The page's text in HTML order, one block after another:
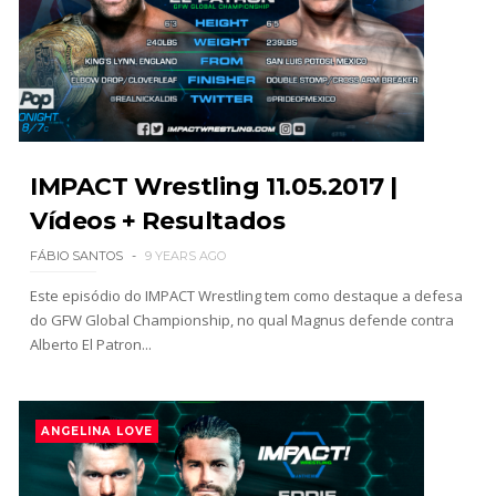
Unknown- Aug 06 2026
CAOS NO GRAND SLAM MEXICO: The Death
Riders vencem confronto caótico após confusão
entre Adam Copeland e Young Bucks
Unknown-Aug 06 2026
WWE: Lola Vice despede-se do NXT após derrota
no Underground Match
SCSA867-Aug 05 2026
IMPACT Wrestling 11.05.2017 |
Vídeos + Resultados
FÁBIO SANTOS 9 YEARS AGO
Este episódio do IMPACT Wrestling tem como destaque a defesa
do GFW Global Championship, no qual Magnus defende contra
Alberto El Patron...
ANGELINA LOVE